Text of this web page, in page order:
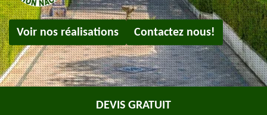
Voir nos réalisations Contactez nous!
DEVIS GRATUIT